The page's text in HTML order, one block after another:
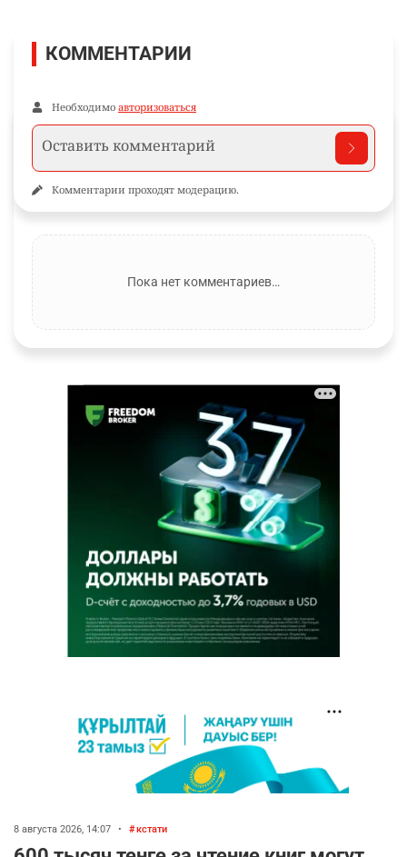
КОММЕНТАРИИ
Необходимо авторизоваться
Комментарии проходят модерацию.
Пока нет комментариев…
8 августа 2026, 14:07 • кстати